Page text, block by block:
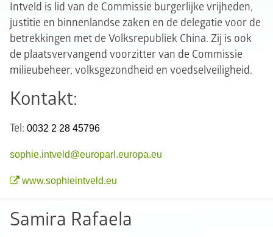
Intveld is lid van de Commissie burgerlijke vrijheden,
justitie en binnenlandse zaken en de delegatie voor de
betrekkingen met de Volksrepubliek China. Zij is ook
de plaatsvervangend voorzitter van de Commissie
milieubeheer, volksgezondheid en voedselveiligheid.
Kontakt:
Tel: 0032 2 28 45796
sophie.intveld@europarl.europa.eu
www.sophieintveld.eu
Samira Rafaela